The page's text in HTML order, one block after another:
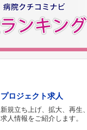
プロジェクト求人
新規立ち上げ、拡大、再生
求人情報をご紹介します。